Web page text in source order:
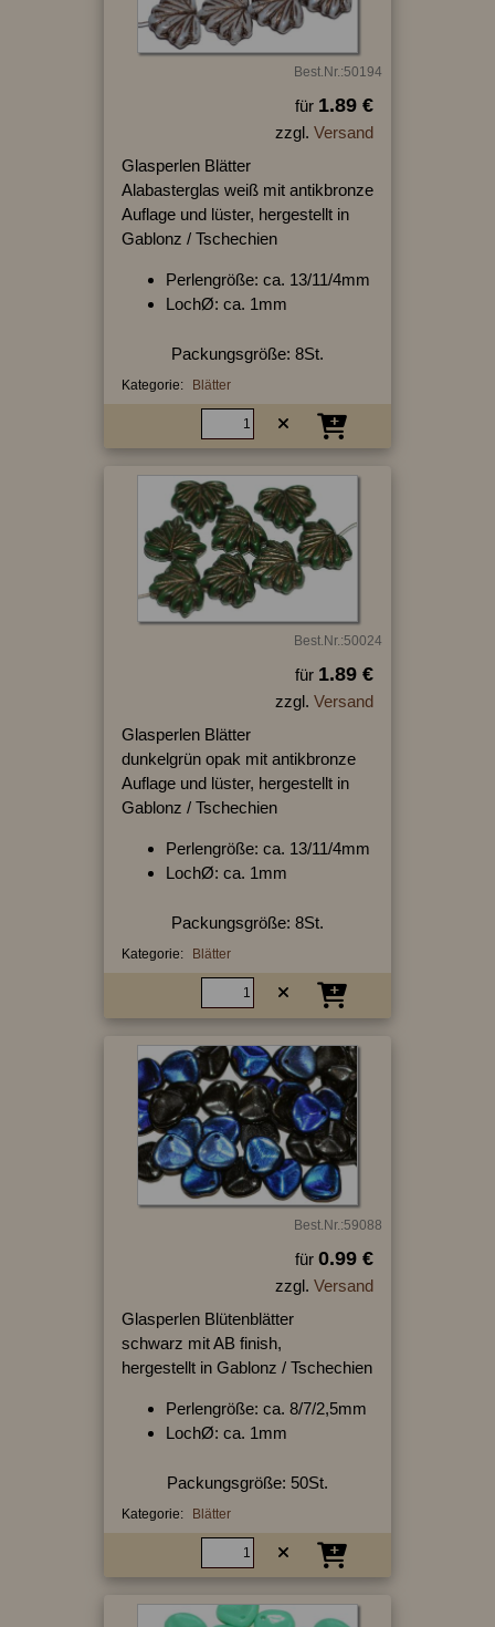
Best.Nr.:50194
für 1.89 €
zzgl. Versand
Glasperlen Blätter
Alabasterglas weiß mit antikbronze
Auflage und lüster, hergestellt in
Gablonz / Tschechien
Perlengröße: ca. 13/11/4mm
LochØ: ca. 1mm
Packungsgröße: 8St.
Kategorie: Blätter
Best.Nr.:50024
für 1.89 €
zzgl. Versand
Glasperlen Blätter
dunkelgrün opak mit antikbronze
Auflage und lüster, hergestellt in
Gablonz / Tschechien
Perlengröße: ca. 13/11/4mm
LochØ: ca. 1mm
Packungsgröße: 8St.
Kategorie: Blätter
Best.Nr.:59088
für 0.99 €
zzgl. Versand
Glasperlen Blütenblätter
schwarz mit AB finish,
hergestellt in Gablonz / Tschechien
Perlengröße: ca. 8/7/2,5mm
LochØ: ca. 1mm
Packungsgröße: 50St.
Kategorie: Blätter